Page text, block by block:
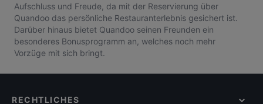
Aufschluss und Freude, da mit der Reservierung über
Quandoo das persönliche Restauranterlebnis gesichert ist.
Darüber hinaus bietet Quandoo seinen Freunden ein
besonderes Bonusprogramm an, welches noch mehr
Vorzüge mit sich bringt.
RECHTLICHES